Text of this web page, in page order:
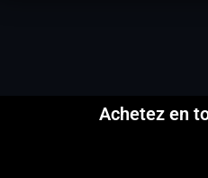
Achetez en